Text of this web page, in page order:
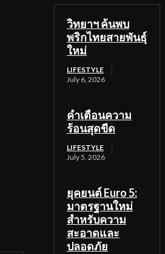
วิทยาฯ ค้นพบ
พริกไทยสายพันธุ์
ใหม่
LIFESTYLE
July 6, 2026
คำเตือนความ
ร้อนสุดขีด
LIFESTYLE
July 5, 2026
ยุคยนต์ Euro 5:
มาตรฐานใหม่
สำหรับความ
สะอาดและ
ปลอดภัย